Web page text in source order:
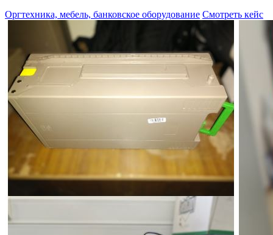
Оргтехника, мебель, банковское оборудование Смотреть кейс